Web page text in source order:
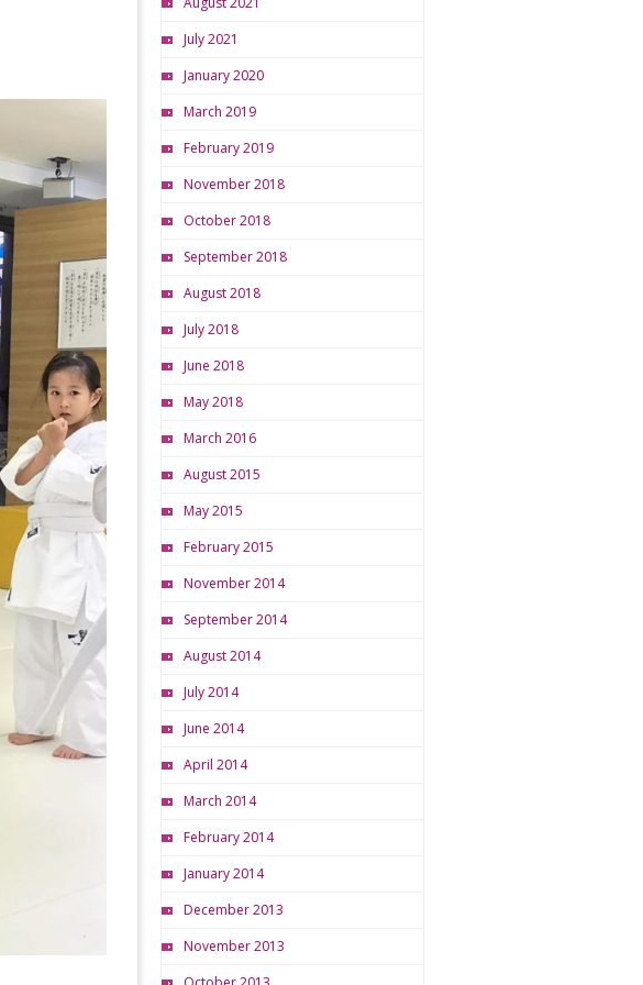
July 2021
January 2020
March 2019
February 2019
November 2018
October 2018
September 2018
August 2018
July 2018
June 2018
May 2018
March 2016
August 2015
May 2015
February 2015
November 2014
September 2014
August 2014
July 2014
June 2014
April 2014
March 2014
February 2014
January 2014
December 2013
November 2013